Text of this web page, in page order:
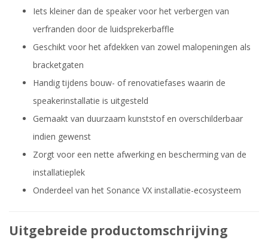
Iets kleiner dan de speaker voor het verbergen van
verfranden door de luidsprekerbaffle
Geschikt voor het afdekken van zowel malopeningen als
bracketgaten
Handig tijdens bouw- of renovatiefases waarin de
speakerinstallatie is uitgesteld
Gemaakt van duurzaam kunststof en overschilderbaar
indien gewenst
Zorgt voor een nette afwerking en bescherming van de
installatieplek
Onderdeel van het Sonance VX installatie-ecosysteem
Uitgebreide productomschrijving